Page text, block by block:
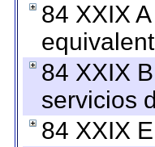
84 XXIX
84 XXIX
servicios
84 XXIX